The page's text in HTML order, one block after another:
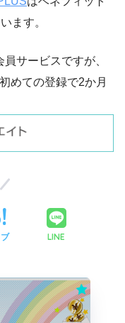
ます。
サービスですが、
めての登録で2か月
LINE